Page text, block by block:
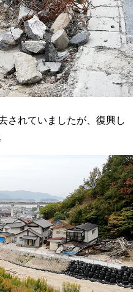
されていましたが、復興し